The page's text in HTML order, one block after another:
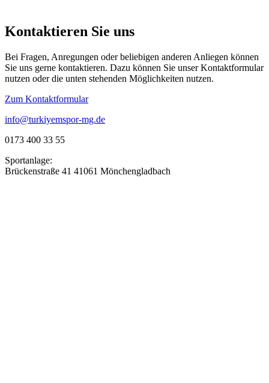
Kontaktieren Sie uns
Bei Fragen, Anregungen oder beliebigen anderen Anliegen können
Sie uns gerne kontaktieren. Dazu können Sie unser Kontaktformular
nutzen oder die unten stehenden Möglichkeiten nutzen.
Zum Kontaktformular
info@turkiyemspor-mg.de
0173 400 33 55
Sportanlage:
Brückenstraße 41 41061 Mönchengladbach